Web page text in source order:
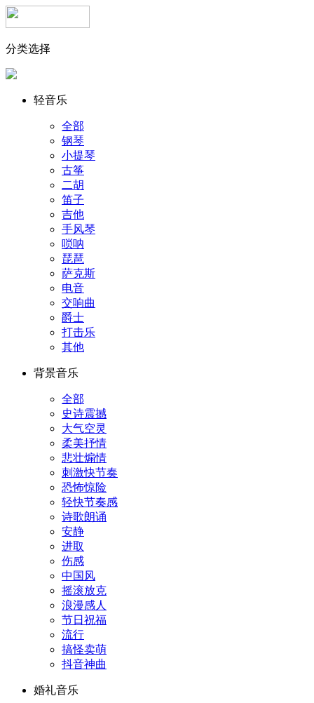
分类选择
轻音乐
全部
钢琴
小提琴
古筝
二胡
笛子
吉他
手风琴
唢呐
琵琶
萨克斯
电音
交响曲
爵士
打击乐
其他
背景音乐
全部
史诗震撼
大气空灵
柔美抒情
悲壮煽情
刺激快节奏
恐怖惊险
轻快节奏感
诗歌朗诵
安静
进取
伤感
中国风
摇滚放克
浪漫感人
节日祝福
流行
搞怪卖萌
抖音神曲
婚礼音乐